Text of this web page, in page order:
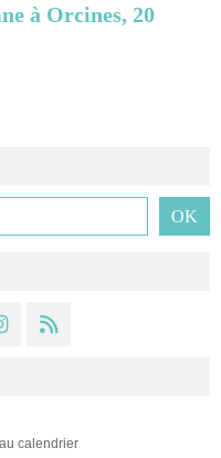
à Orcines, 20
calendrier